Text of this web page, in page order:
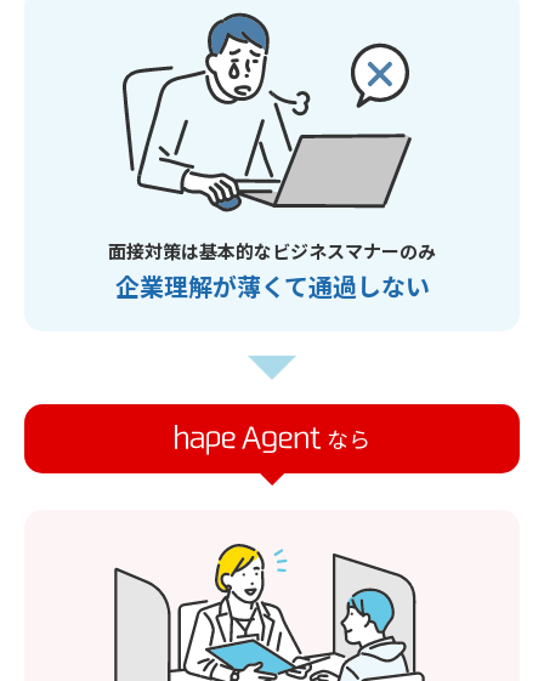
面接対策は基本的なビジネスマナーのみ
企業理解が薄くて通過しない
なら